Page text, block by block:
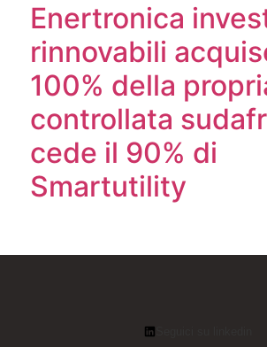
Enertronica
rinnovabili
100% della
controllata
cede il 90% di
Smartutility